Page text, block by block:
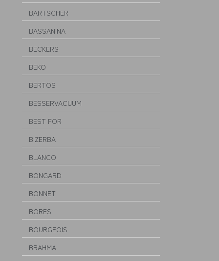
BARTSCHER
BASSANINA
BECKERS
BEKO
BERTOS
BESSERVACUUM
BEST FOR
BIZERBA
BLANCO
BONGARD
BONNET
BORES
BOURGEOIS
BRAHMA